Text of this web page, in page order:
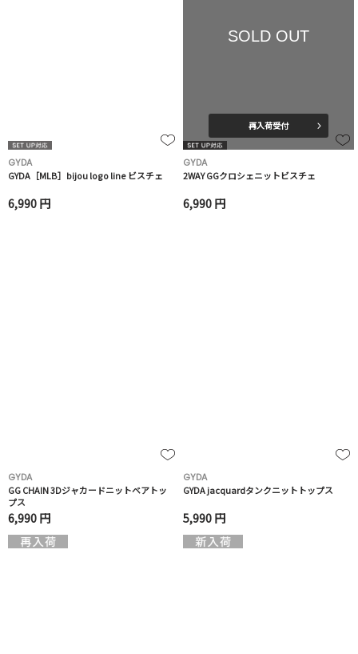
GYDA
GYDA［MLB］bijou logo line ビスチェ
6,990 円
SOLD OUT
再入荷受付
GYDA
2WAY GGクロシェニットビスチェ
6,990 円
GYDA
GG CHAIN 3Dジャカードニットベアトッ
プス
6,990 円
GYDA
GYDA jacquardタンクニットトップス
5,990 円